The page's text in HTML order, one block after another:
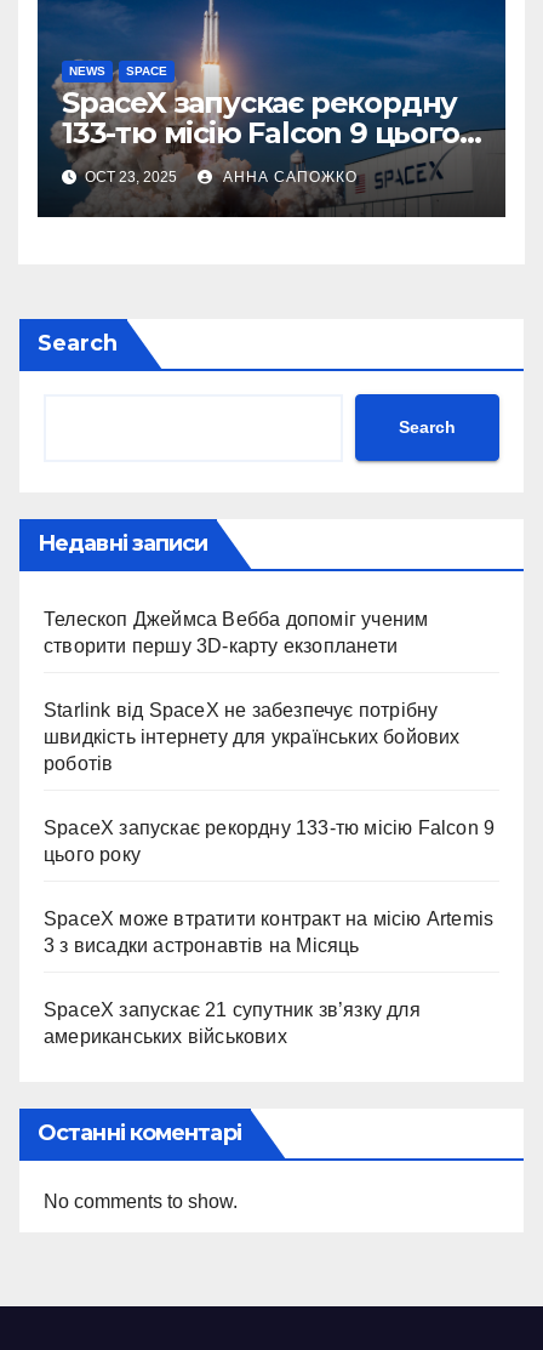
NEWS SPACE
SpaceX запускає рекордну
133-тю місію Falcon 9 цього
року
OCT 23, 2025 АННА САПОЖКО
Search
Search
Недавні записи
Телескоп Джеймса Вебба допоміг ученим
створити першу 3D-карту екзопланети
Starlink від SpaceX не забезпечує потрібну
швидкість інтернету для українських бойових
роботів
SpaceX запускає рекордну 133-тю місію Falcon 9
цього року
SpaceX може втратити контракт на місію Artemis
3 з висадки астронавтів на Місяць
SpaceX запускає 21 супутник зв’язку для
американських військових
Останні коментарі
No comments to show.